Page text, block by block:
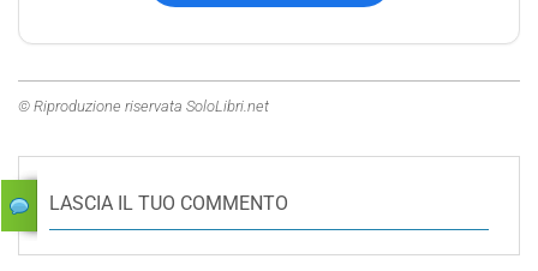
© Riproduzione riservata SoloLibri.net
LASCIA IL TUO COMMENTO